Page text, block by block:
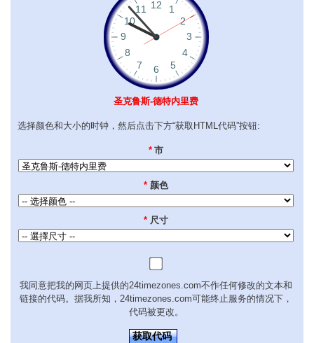
圣克鲁斯-德特内里费
选择颜色和大小的时钟，然后点击下方“获取HTML代码”按钮:
* 市
* 颜色
* 尺寸
我同意把我的网页上提供的24timezones.com不作任何修改的文本和
链接的代码。据我所知，24timezones.com可能终止服务的情况下，
代码被更改。
获取代码